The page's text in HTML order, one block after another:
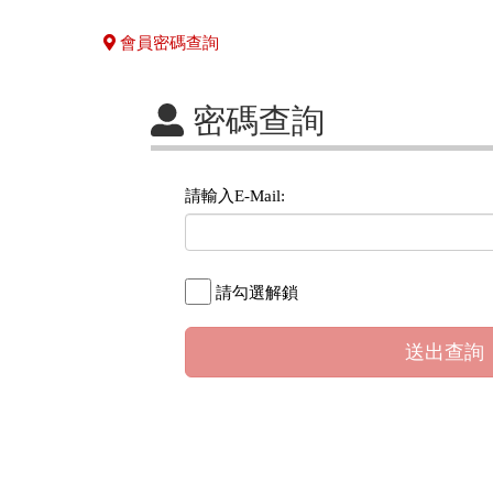
會員密碼查詢
密碼查詢
請輸入E-Mail:
請勾選解鎖
送出查詢